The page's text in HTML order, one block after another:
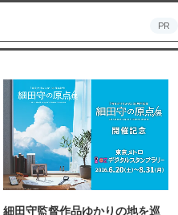
PR
細田守監督作品ゆかりの地を巡